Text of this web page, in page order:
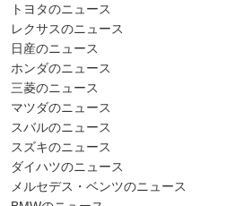
トヨタのニュース
レクサスのニュース
日産のニュース
ホンダのニュース
三菱のニュース
マツダのニュース
スバルのニュース
スズキのニュース
ダイハツのニュース
メルセデス・ベンツのニュース